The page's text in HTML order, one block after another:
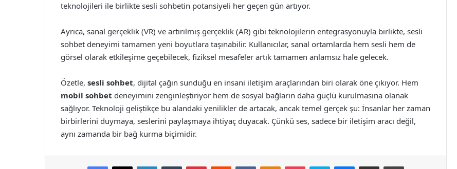
teknolojileri ile birlikte sesli sohbetin potansiyeli her geçen gün artıyor.
Ayrıca, sanal gerçeklik (VR) ve artırılmış gerçeklik (AR) gibi teknolojilerin entegrasyonuyla birlikte, sesli
sohbet deneyimi tamamen yeni boyutlara taşınabilir. Kullanıcılar, sanal ortamlarda hem sesli hem de
görsel olarak etkileşime geçebilecek, fiziksel mesafeler artık tamamen anlamsız hale gelecek.
Özetle, sesli sohbet, dijital çağın sunduğu en insani iletişim araçlarından biri olarak öne çıkıyor. Hem
mobil sohbet deneyimini zenginleştiriyor hem de sosyal bağların daha güçlü kurulmasına olanak
sağlıyor. Teknoloji geliştikçe bu alandaki yenilikler de artacak, ancak temel gerçek şu: İnsanlar her zaman
birbirlerini duymaya, seslerini paylaşmaya ihtiyaç duyacak. Çünkü ses, sadece bir iletişim aracı değil,
aynı zamanda bir bağ kurma biçimidir.
Facebook
X LinkedInTumblr PinterestReddit VKontakteOdnoklassniki
Pocket Skype Messenger
E-Posta ile paylaş Yazdır